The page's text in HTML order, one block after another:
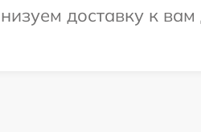
доставку к